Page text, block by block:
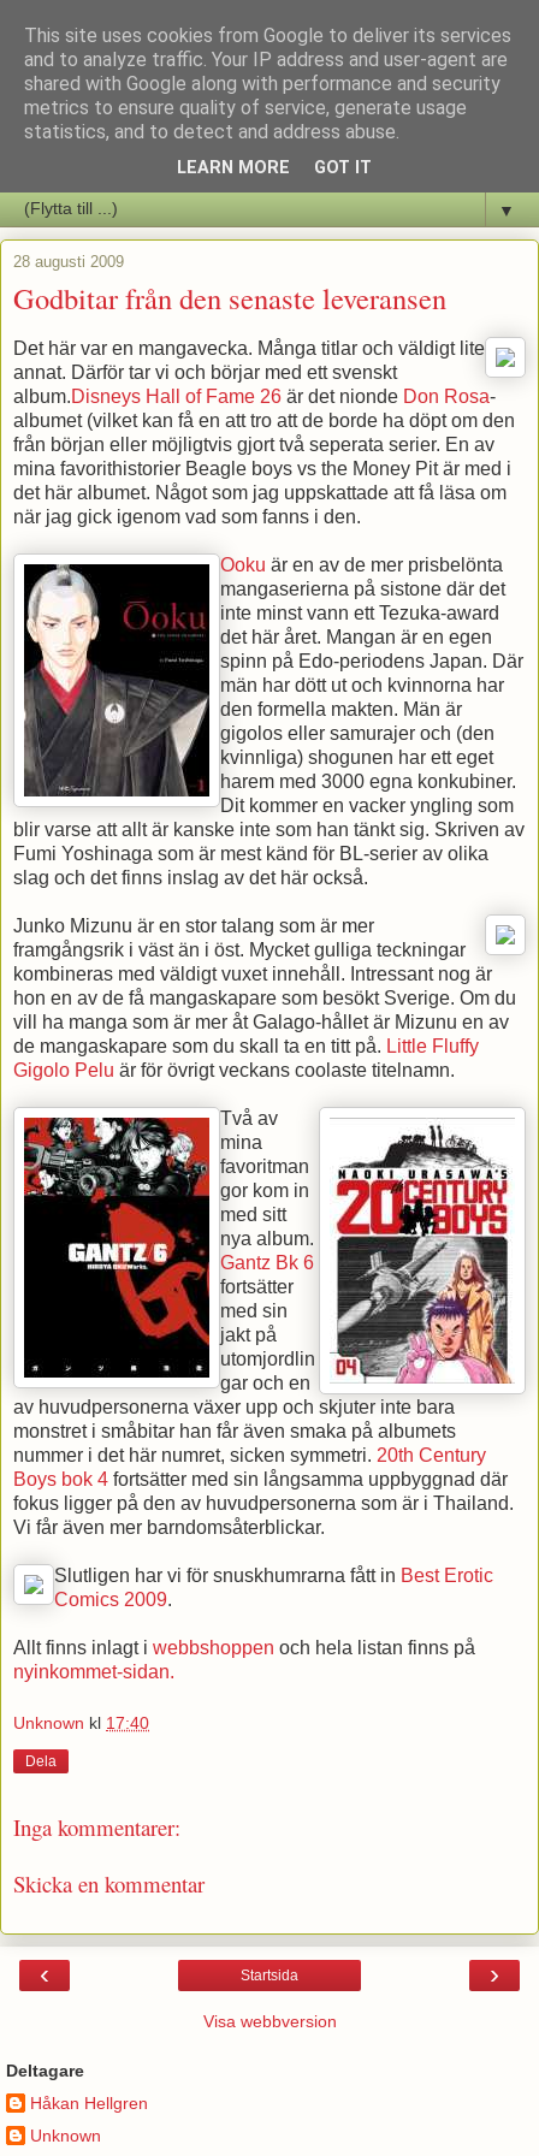
Staffars Seriers Blog
Vi skriver om serienyheter av alla de slag samt om vad som sker i
▼
28 augusti 2009
Godbitar från den senaste leveransen
Det här var en mangavecka. Många titlar och väldigt lite
annat. Därför tar vi och börjar med ett svenskt
album.Disneys Hall of Fame 26 är det nionde Don Rosa-
albumet (vilket kan få en att tro att de borde ha döpt om den
från början eller möjligtvis gjort två seperata serier. En av
mina favorithistorier Beagle boys vs the Money Pit är med i
det här albumet. Något som jag uppskattade att få läsa om
när jag gick igenom vad som fanns i den.
Ooku är en av de mer prisbelönta
mangaserierna på sistone där det
inte minst vann ett Tezuka-award
det här året. Mangan är en egen
spinn på Edo-periodens Japan. Där
män har dött ut och kvinnorna har
den formella makten. Män är
gigolos eller samurajer och (den
kvinnliga) shogunen har ett eget
harem med 3000 egna konkubiner.
Dit kommer en vacker yngling som
blir varse att allt är kanske inte som han tänkt sig. Skriven av
Fumi Yoshinaga som är mest känd för BL-serier av olika
slag och det finns inslag av det här också.
Junko Mizunu är en stor talang som är mer
framgångsrik i väst än i öst. Mycket gulliga teckningar
kombineras med väldigt vuxet innehåll. Intressant nog är
hon en av de få mangaskapare som besökt Sverige. Om du
vill ha manga som är mer åt Galago-hållet är Mizunu en av
de mangaskapare som du skall ta en titt på. Little Fluffy
Gigolo Pelu är för övrigt veckans coolaste titelnamn.
Två av
mina
favoritman
gor kom in
med sitt
nya album.
Gantz Bk 6
fortsätter
med sin
jakt på
utomjordlin
gar och en
av huvudpersonerna växer upp och skjuter inte bara
monstret i småbitar han får även smaka på albumets
nummer i det här numret, sicken symmetri. 20th Century
Boys bok 4 fortsätter med sin långsamma uppbyggnad där
fokus ligger på den av huvudpersonerna som är i Thailand.
Vi får även mer barndomsåterblickar.
Slutligen har vi för snuskhumrarna fått in Best Erotic
Comics 2009.
Allt finns inlagt i webbshoppen och hela listan finns på
nyinkommet-sidan.
Unknown kl 17:40
Dela
Inga kommentarer:
Skicka en kommentar
‹ ›
Startsida
Visa webbversion
Deltagare
Håkan Hellgren
Unknown
This site uses cookies from Google to deliver its services
and to analyze traffic. Your IP address and user-agent are
shared with Google along with performance and security
metrics to ensure quality of service, generate usage
statistics, and to detect and address abuse.
LEARN MORE GOT IT